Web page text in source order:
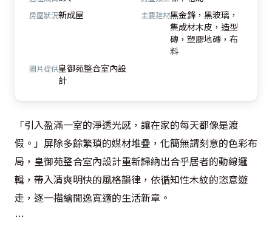
房屋狀況新成屋 主要建材黑金鋒，黑玻璃，
集成材木皮，造型
磚，塑膠地磚，布
料
圖片提供皇御苑整合室內設
計
「引入盈滿一室的淨透光感，讓在家的每天都像是渡
假。」屏除多餘繁瑣的媒材堆疊，化簡無謂刻意的色彩布
局，皇御苑整合室內設計重新歸納出合乎居者的動線邏
輯，帶入清爽明快的風格韻律，依循知性木紋的恣意遊
走，逐一描繪閒逸寬適的生活新章。